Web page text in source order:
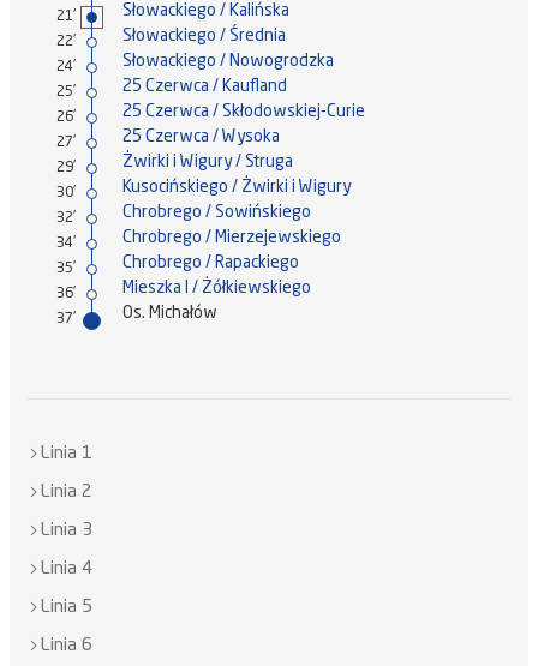
21' Słowackiego / Kalińska
22' Słowackiego / Średnia
24' Słowackiego / Nowogrodzka
25' 25 Czerwca / Kaufland
26' 25 Czerwca / Skłodowskiej-Curie
27' 25 Czerwca / Wysoka
29' Żwirki i Wigury / Struga
30' Kusocińskiego / Żwirki i Wigury
32' Chrobrego / Sowińskiego
34' Chrobrego / Mierzejewskiego
35' Chrobrego / Rapackiego
36' Mieszka I / Żółkiewskiego
37' Os. Michałów
Linia 1
Linia 2
Linia 3
Linia 4
Linia 5
Linia 6